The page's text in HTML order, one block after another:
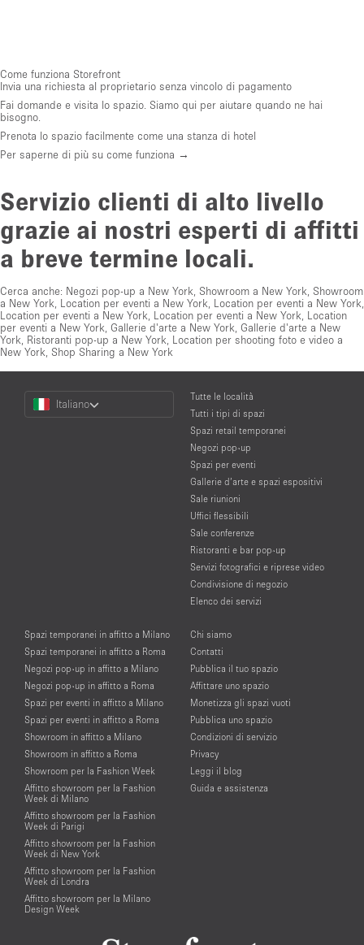
Come funziona Storefront
Invia una richiesta al proprietario senza vincolo di pagamento
Fai domande e visita lo spazio. Siamo qui per aiutare quando ne hai
bisogno.
Prenota lo spazio facilmente come una stanza di hotel
Per saperne di più su come funziona →
Servizio clienti di alto livello
grazie ai nostri esperti di affitti
a breve termine locali.
Cerca anche: Negozi pop-up a New York Showroom a New York Showroom
a New York Location per eventi a New York Location per eventi a New York
Location per eventi a New York Location per eventi a New York Location
per eventi a New York Gallerie d'arte a New York Gallerie d'arte a New
York Ristoranti pop-up a New York Location per shooting foto e video a
New York Shop Sharing a New York
Choose
Language
Italiano
Tutte le località
Tutti i tipi di spazi
Spazi retail temporanei
Negozi pop-up
Spazi per eventi
Gallerie d’arte e spazi espositivi
Sale riunioni
Uffici flessibili
Sale conferenze
Ristoranti e bar pop-up
Servizi fotografici e riprese video
Condivisione di negozio
Elenco dei servizi
Spazi temporanei in affitto a Milano
Spazi temporanei in affitto a Roma
Negozi pop-up in affitto a Milano
Negozi pop-up in affitto a Roma
Spazi per eventi in affitto a Milano
Spazi per eventi in affitto a Roma
Showroom in affitto a Milano
Showroom in affitto a Roma
Showroom per la Fashion Week
Affitto showroom per la Fashion
Week di Milano
Affitto showroom per la Fashion
Week di Parigi
Affitto showroom per la Fashion
Week di New York
Affitto showroom per la Fashion
Week di Londra
Affitto showroom per la Milano
Design Week
Chi siamo
Contatti
Pubblica il tuo spazio
Affittare uno spazio
Monetizza gli spazi vuoti
Pubblica uno spazio
Condizioni di servizio
Privacy
Leggi il blog
Guida e assistenza